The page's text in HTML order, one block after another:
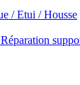
/ Etui / Housse
Réparation